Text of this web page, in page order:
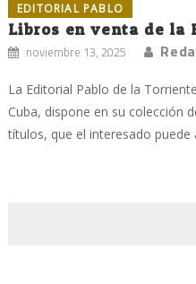
EDITORIAL PABLO
Libros en venta de la
noviembre 13, 2025
La Editorial Pablo de la
Cuba, dispone en su colección
títulos, que el interesado puede